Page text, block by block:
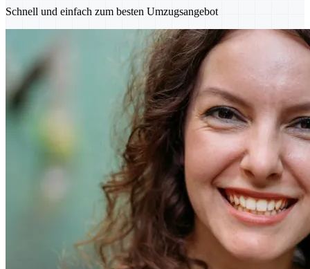
Schnell und einfach zum besten Umzugsangebot